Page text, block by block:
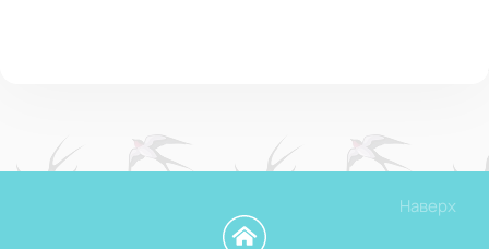
Наверх